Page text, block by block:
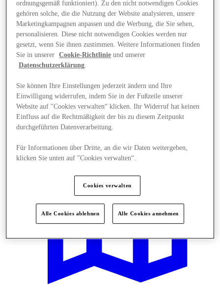
Angebote
ordnungsgemäß funktioniert). Zu den nicht notwendigen Cookies
gehören solche, die die Nutzung der Website analysieren, unsere
Marketingkampagnen anpassen und die Werbung, die Sie sehen,
personalisieren. Diese nicht notwendigen Cookies werden nur
gesetzt, wenn Sie ihnen zustimmen. Weitere Informationen finden
Sie in unserer
Cookie-Richtlinie und unserer
Datenschutzerklärung
Sie können Ihre Einstellungen jederzeit ändern und Ihre
Einwilligung widerrufen, indem Sie in der Fußzeile unserer
Website auf "Cookies verwalten“ klicken. Ihr Widerruf hat keinen
Einfluss auf die Rechtmäßigkeit der bis zu diesem Zeitpunkt
durchgeführten Datenverarbeitung.
Für Informationen über Dritte, an die wir Daten weitergeben,
klicken Sie unten auf "Cookies verwalten“.
Cookies verwalten
Alle Cookies ablehnen Alle Cookies annehmen